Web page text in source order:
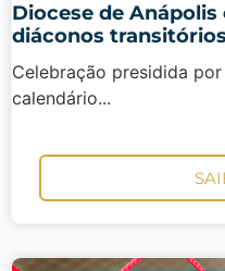
Diocese de
diáconos
Celebração presidida
calendário...